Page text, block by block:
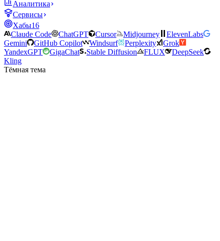
Аналитика
Сервисы
Хабы16
Claude Code
ChatGPT Cursor Midjourney
ElevenLabs
Gemini
GitHub Copilot Windsurf Perplexity
Grok
YandexGPT
GigaChat Stable Diffusion FLUX
DeepSeek
Kling
Тёмная тема